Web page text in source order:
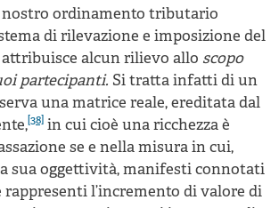
nostro ordinamento tributario
di rilevazione e imposizione del
alcun rilievo allo scopo
partecipanti. Si tratta infatti di un
una matrice reale, ereditata dal
[38] in cui cioè una ricchezza è
se e nella misura in cui,
sua oggettività, manifesti connotati
rappresenti l’incremento di valore di